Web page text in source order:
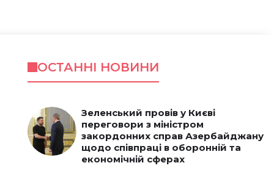
ОСТАННІ НОВИНИ
Зеленський провів у Києві
переговори з міністром
закордонних справ Азербайджану
щодо співпраці в оборонній та
економічній сферах